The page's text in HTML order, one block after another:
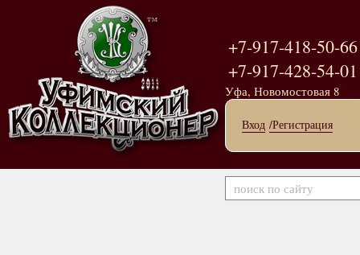
+7-917-418-50-66
+7-917-428-54-01
Уфа, Новомостовая 8
Вход /Регистрация